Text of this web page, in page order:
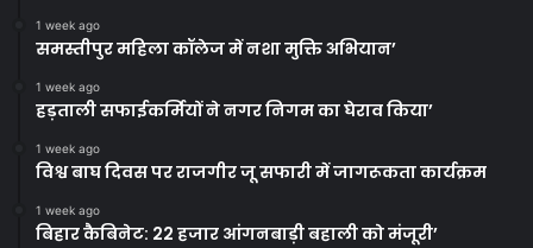
1 week ago
समस्तीपुर महिला कॉलेज में नशा मुक्ति अभियान’
1 week ago
हड़ताली सफाईकर्मियों ने नगर निगम का घेराव किया’
1 week ago
विश्व बाघ दिवस पर राजगीर जू सफारी में जागरूकता कार्यक्रम
1 week ago
बिहार कैबिनेट: 22 हजार आंगनबाड़ी बहाली को मंजूरी’